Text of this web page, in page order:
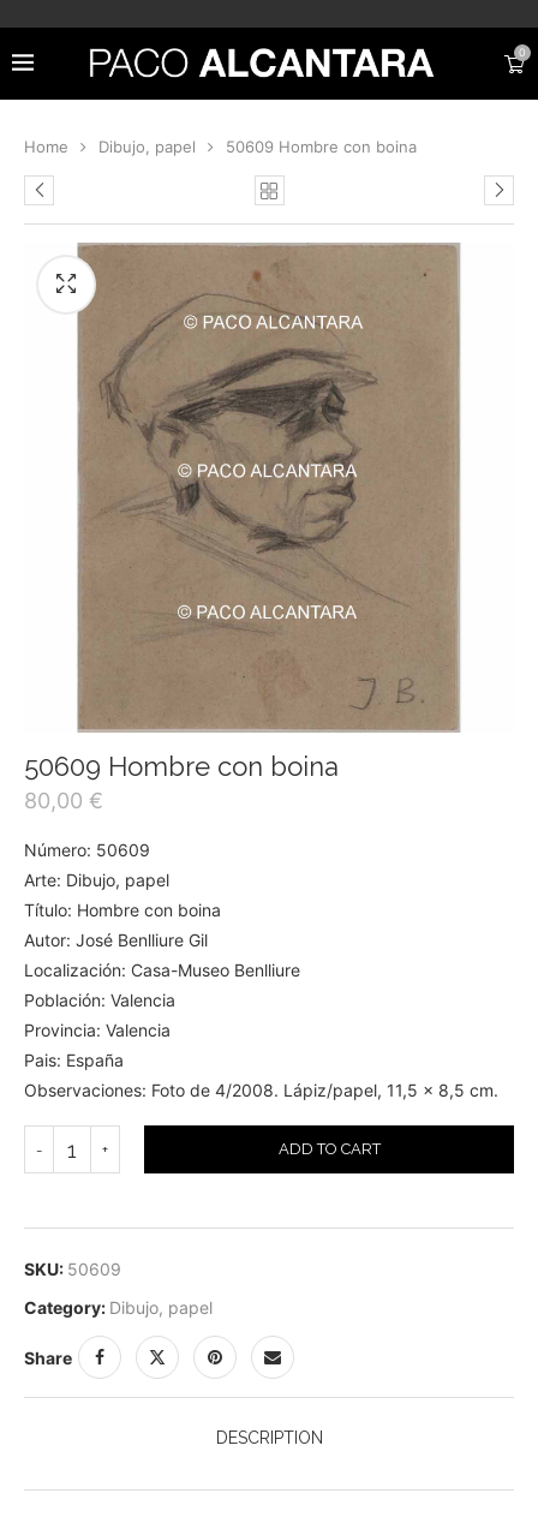
0
Home Dibujo, papel 50609 Hombre con boina
50609 Hombre con boina
80,00 €
Número: 50609
Arte: Dibujo, papel
Título: Hombre con boina
Autor: José Benlliure Gil
Localización: Casa-Museo Benlliure
Población: Valencia
Provincia: Valencia
Pais: España
Observaciones: Foto de 4/2008. Lápiz/papel, 11,5 x 8,5 cm.
ADD TO CART
SKU: 50609
Category: Dibujo, papel
Share
DESCRIPTION